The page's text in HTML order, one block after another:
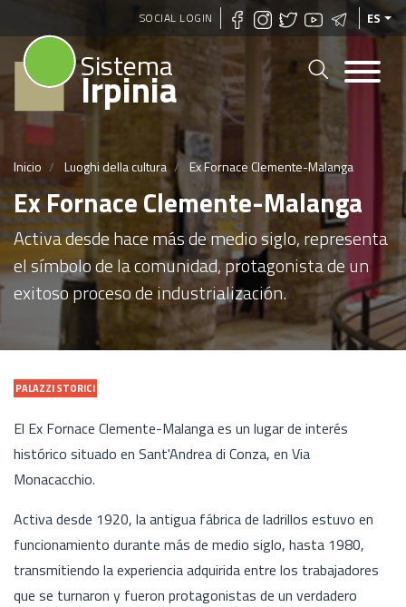
Pasar
al
contenido
principal
SOCIAL LOGIN ES
Sistema
Irpinia
Inicio Luoghi della cultura Ex Fornace Clemente-Malanga
Ex Fornace Clemente-Malanga
Activa desde hace más de medio siglo, representa
el símbolo de la comunidad, protagonista de un
exitoso proceso de industrialización.
PALAZZI STORICI
El Ex Fornace Clemente-Malanga es un lugar de interés
histórico situado en Sant'Andrea di Conza, en Via
Monacacchio.
Activa desde 1920, la antigua fábrica de ladrillos estuvo en
funcionamiento durante más de medio siglo, hasta 1980,
transmitiendo la experiencia adquirida entre los trabajadores
que se turnaron y fueron protagonistas de un verdadero